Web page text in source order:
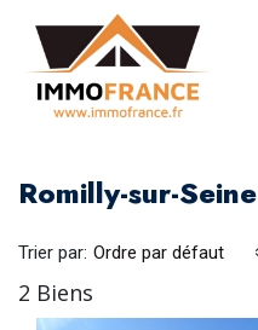
Romilly-sur-Seine
2 Biens
Trier par: Ordre par défaut